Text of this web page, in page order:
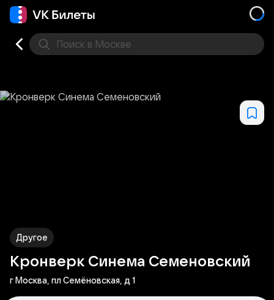
Поиск в Москве
Другое
Кронверк Синема Семеновский
г Москва, пл Семёновская, д 1